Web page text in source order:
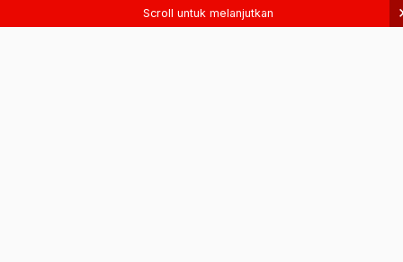
Scroll untuk melanjutkan